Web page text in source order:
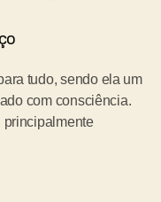
tudo, sendo ela um
com consciência.
principalmente